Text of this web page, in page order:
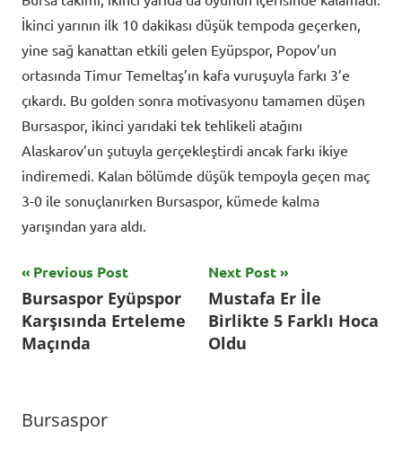
İkinci yarının ilk 10 dakikası düşük tempoda geçerken,
yine sağ kanattan etkili gelen Eyüpspor, Popov’un
ortasında Timur Temeltaş’ın kafa vuruşuyla farkı 3’e
çıkardı. Bu golden sonra motivasyonu tamamen düşen
Bursaspor, ikinci yarıdaki tek tehlikeli atağını
Alaskarov’un şutuyla gerçekleştirdi ancak farkı ikiye
indiremedi. Kalan bölümde düşük tempoyla geçen maç
3-0 ile sonuçlanırken Bursaspor, kümede kalma
yarışından yara aldı.
Tagged
with
Bursaspor,
eyüpspor,
Hamzaoğlu,
Yazı
gezinmesi
Previous Post
Bursaspor Eyüpspor
Karşısında Erteleme
Maçında
Next Post
Mustafa Er İle
Birlikte 5 Farklı Hoca
Oldu
Bursaspor